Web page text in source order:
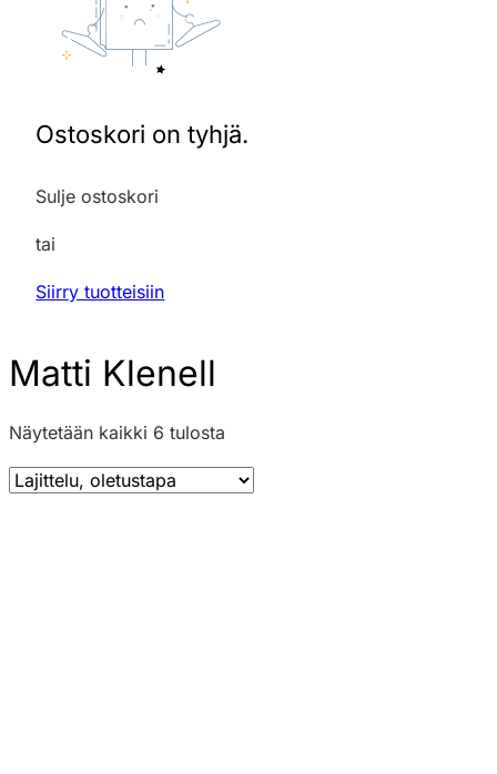
Ostoskori on tyhjä.
Sulje ostoskori
tai
Siirry tuotteisiin
Matti Klenell
Näytetään kaikki 6 tulosta